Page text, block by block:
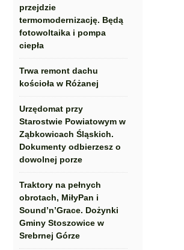
przejdzie
termomodernizację. Będą
fotowoltaika i pompa
ciepła
Trwa remont dachu
kościoła w Różanej
Urzędomat przy
Starostwie Powiatowym w
Ząbkowicach Śląskich.
Dokumenty odbierzesz o
dowolnej porze
Traktory na pełnych
obrotach, MiłyPan i
Sound’n’Grace. Dożynki
Gminy Stoszowice w
Srebrnej Górze